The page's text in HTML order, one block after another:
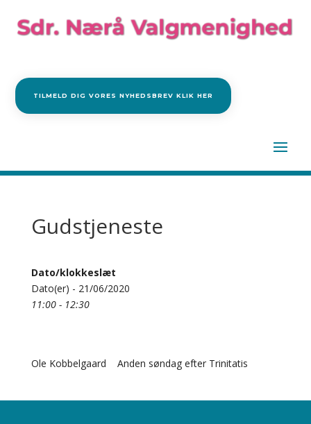
TILMELD DIG VORES NYHEDSBREV KLIK HER
Gudstjeneste
Dato/klokkeslæt
Dato(er) - 21/06/2020
11:00 - 12:30
Ole Kobbelgaard Anden søndag efter Trinitatis